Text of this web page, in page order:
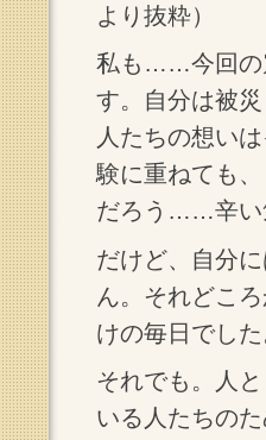
より抜粋）
私も……今回の
す。自分は被
人たちの想い
験に重ねても
だろう……辛い
だけど、自分
ん。それどこ
けの毎日でし
それでも。人
いる人たちの